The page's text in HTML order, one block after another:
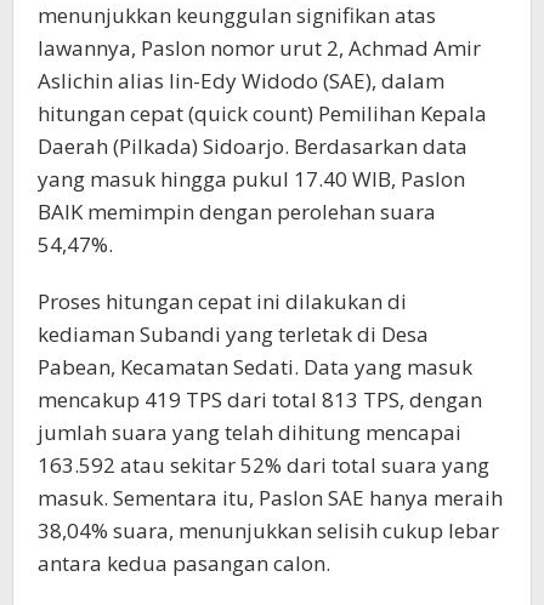
menunjukkan keunggulan signifikan atas
lawannya, Paslon nomor urut 2, Achmad Amir
Aslichin alias Iin-Edy Widodo (SAE), dalam
hitungan cepat (quick count) Pemilihan Kepala
Daerah (Pilkada) Sidoarjo. Berdasarkan data
yang masuk hingga pukul 17.40 WIB, Paslon
BAIK memimpin dengan perolehan suara
54,47%.
Proses hitungan cepat ini dilakukan di
kediaman Subandi yang terletak di Desa
Pabean, Kecamatan Sedati. Data yang masuk
mencakup 419 TPS dari total 813 TPS, dengan
jumlah suara yang telah dihitung mencapai
163.592 atau sekitar 52% dari total suara yang
masuk. Sementara itu, Paslon SAE hanya meraih
38,04% suara, menunjukkan selisih cukup lebar
antara kedua pasangan calon.